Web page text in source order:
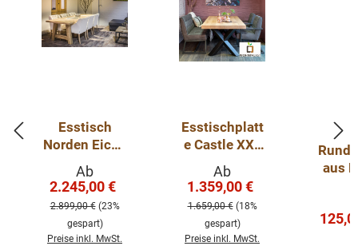
Esstisch
Norden Eiche
- Stärke: 45-
48mm
Eichentisch
massiv mit
Holzgestell
Verkaufspreis:
Ab
2.245,00 €
2.899,00 € (23%
gespart)
Preise inkl. MwSt.
Esstischplatt
e Castle XXL
aus
Eichenholz
80 mm Stark
Verkaufspreis:
Ab
1.359,00 €
1.659,00 € (18%
gespart)
Preise inkl. MwSt.
aus